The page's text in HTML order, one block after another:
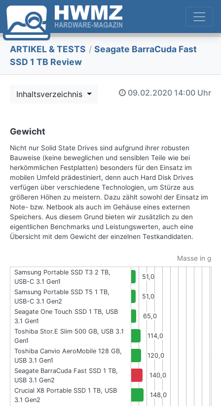
ARTIKEL & TESTS / Seagate BarraCuda Fast
SSD 1 TB Review
Inhaltsverzeichnis 09.02.2020 14:00 Uhr
Gewicht
Nicht nur Solid State Drives sind aufgrund ihrer robusten
Bauweise (keine beweglichen und sensiblen Teile wie bei
herkömmlichen Festplatten) besonders für den Einsatz im
mobilen Umfeld prädestiniert, denn auch Hard Disk Drives
verfügen über verschiedene Technologien, um Stürze aus
größeren Höhen zu meistern. Dazu zählt sowohl der Einsatz im
Note- bzw. Netbook als auch im Gehäuse eines externen
Speichers. Aus diesem Grund bieten wir zusätzlich zu den
eigentlichen Benchmarks und Leistungswerten, auch eine
Übersicht mit dem Gewicht der einzelnen Testkandidaten.
Masse in g
Samsung Portable SSD T3 2 TB,
USB-C 3.1 Gen1
51,0
Samsung Portable SSD T5 1 TB,
USB-C 3.1 Gen2
51,0
Seagate One Touch SSD 1 TB, USB
3.1 Gen1
65,0
Toshiba Stor.E Slim 500 GB, USB 3.1
Gen1
114,0
Toshiba Canvio AeroMobile 128 GB,
USB 3.1 Gen1
120,0
Seagate BarraCuda Fast SSD 1 TB,
USB 3.1 Gen2
140,0
Crucial X8 Portable SSD 1 TB, USB
3.1 Gen2
148,0